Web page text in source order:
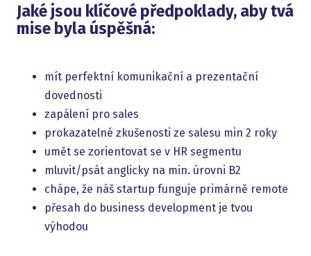
Jaké jsou klíčové předpoklady, aby tvá
mise byla úspěšná:
mít perfektní komunikační a prezentační
dovednosti
zapálení pro sales
prokazatelné zkušenosti ze salesu min 2 roky
umět se zorientovat se v HR segmentu
mluvit/psát anglicky na min. úrovni B2
chápe, že náš startup funguje primárně remote
přesah do business development je tvou
výhodou